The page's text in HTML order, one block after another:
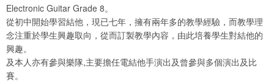
Electronic Guitar Grade 8。
從初中開始學習結他，現已七年，擁有兩年多的教學經驗，而教學理
念注重於學⽣興趣取向，從⽽訂製教學內容，由此培養學⽣對結他的
興趣。
及本人亦有參與樂隊,主要擔任電結他手演出及曾參與多個演出及比
賽。